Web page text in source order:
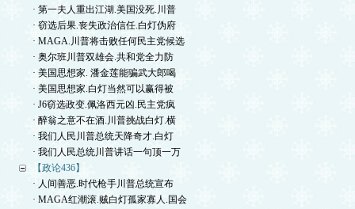
· 第一夫人重出江湖.美国没死.川普
· 窃选后果.丧失政治信任.白灯伪府
· MAGA.川普将击败任何民主党候选
· 奥尔班川普双雄会.共和党全力防
· 美国思想家. 潘金莲能骗武大郎喝
· 美国思想家.白灯当然可以赢得被
· J6窃选政变.佩洛西元凶.民主党疯
· 醉翁之意不在酒.川普挑战白灯.横
· 我们人民川普总统天降奇才.白灯
· 我们人民总统川普讲话一句顶一万
【政论436】
· 人间善恶.时代枪手川普总统宣布
· MAGA红潮滚.贼白灯孤家寡人.国会